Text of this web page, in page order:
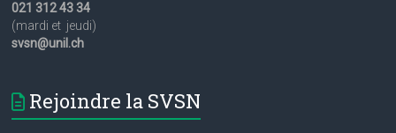
021 312 43 34
(mardi et jeudi)
svsn@unil.ch
Rejoindre la SVSN